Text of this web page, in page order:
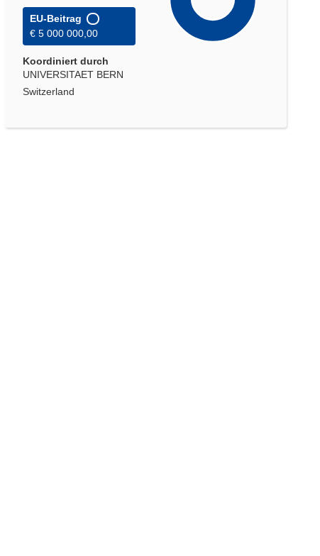
EU-Beitrag
€ 5 000 000,00
Koordiniert durch
UNIVERSITAET BERN
Switzerland